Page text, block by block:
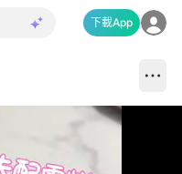
下載App